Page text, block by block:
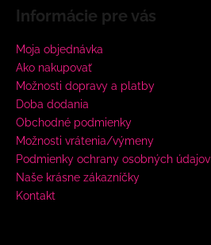
Informácie pre vás
Moja objednávka
Ako nakupovať
Možnosti dopravy a platby
Doba dodania
Obchodné podmienky
Možnosti vrátenia/výmeny
Podmienky ochrany osobných údajov
Naše krásne zákazníčky
Kontakt